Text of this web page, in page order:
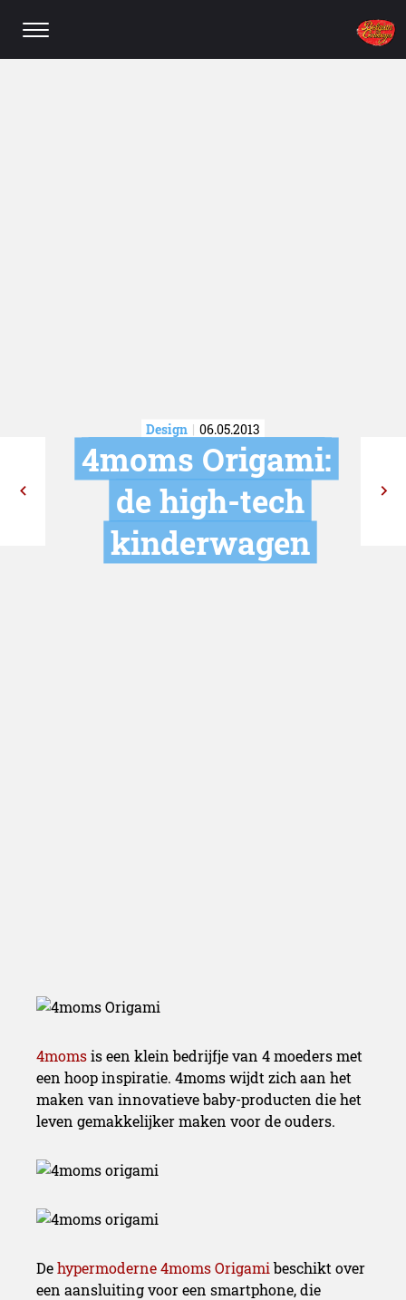
Design 06.05.2013
4momsis een klein bedrijfje van 4 moeders met
een hoop inspiratie. 4moms wijdt zich aan het
maken van innovatieve baby-producten die het
leven gemakkelijker maken voor de ouders.
Dehypermoderne 4moms Origamibeschikt over
een aansluiting voor een smartphone, die